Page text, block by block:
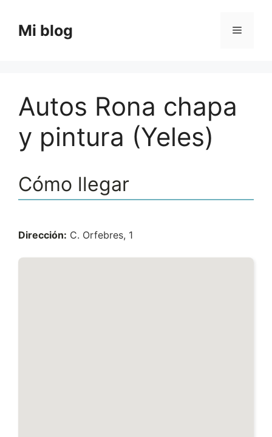
contenido
Mi blog Menú
Autos Rona chapa
y pintura (Yeles)
Cómo llegar
Dirección: C. Orfebres, 1